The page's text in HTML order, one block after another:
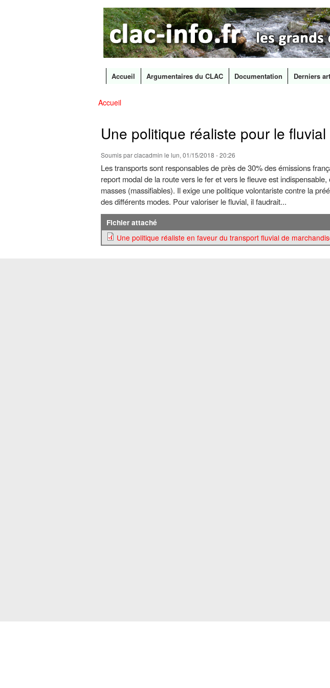
CLAC
Info
Les
grands
canaux
en
Menu principal
Accueil Argumentaires du CLAC Documentation Derniers
Accueil
Une politique réaliste pour le fluvial
Soumis parclacadmin le lun, 01/15/2018 - 20:26
Les transports sont responsables de près de 30% des émissions
report modal de la route vers le fer et vers le fleuve est
masses (massifiables). Il exige une politique volontariste contre la
des différents modes. Pour valoriser le fluvial, il faudrait...
Fichier attaché
Une politique réaliste en faveur du transport fluvial de